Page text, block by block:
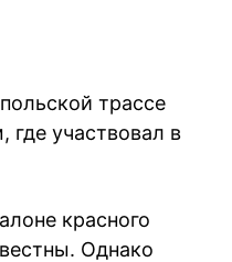
трассе
где участвовал в
красного
Однако